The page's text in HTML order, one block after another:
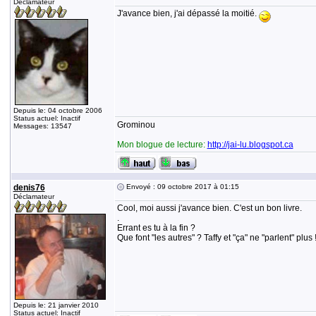
Déclamateur
Depuis le: 04 octobre 2006
Status actuel: Inactif
Messages: 13547
J'avance bien, j'ai dépassé la moitié.
Grominou
Mon blogue de lecture: http://jai-lu.blogspot.ca
denis76
Déclamateur
Depuis le: 21 janvier 2010
Status actuel: Inactif
Envoyé : 09 octobre 2017 à 01:15
Cool, moi aussi j'avance bien. C'est un bon livre.
.
Errant es tu à la fin ?
Que font "les autres" ? Taffy et "ça" ne "parlent" plus !